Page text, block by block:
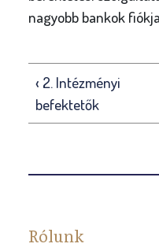
nagyobb bankok
‹ 2. Intézményi
befektetők
Rólunk